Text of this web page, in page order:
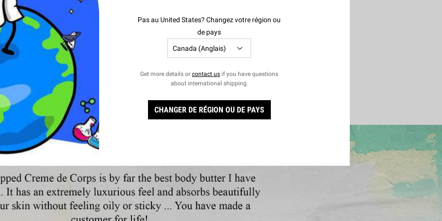
achat
GEL LIQUIDE NETTOYANT DOUCHE ET BAIN - PAMPLEMOUSSE
Une Taille Disponible
60,00 $
AJOUTER AU PANIER
Pas au United States? Changez votre région ou
de pays
Get more details or contact us if you have questions
about international shipping.
CHANGER DE RÉGION OU DE PAYS